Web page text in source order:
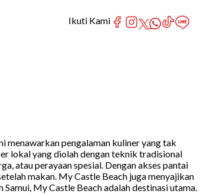
menawarkan pengalaman kuliner yang tak
lokal yang diolah dengan teknik tradisional
atau perayaan spesial. Dengan akses pantai
makan. My Castle Beach juga menyajikan
My Castle Beach adalah destinasi utama.
Ikuti Kami